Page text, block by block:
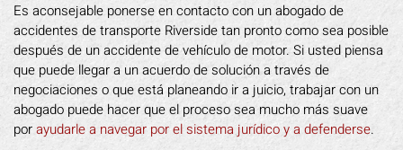
Es aconsejable ponerse en contacto con un abogado de
accidentes de transporte Riverside tan pronto como sea posible
después de un accidente de vehículo de motor. Si usted piensa
que puede llegar a un acuerdo de solución a través de
negociaciones o que está planeando ir a juicio, trabajar con un
abogado puede hacer que el proceso sea mucho más suave
porayudarle a navegar por el sistema jurídico y a defenderse.